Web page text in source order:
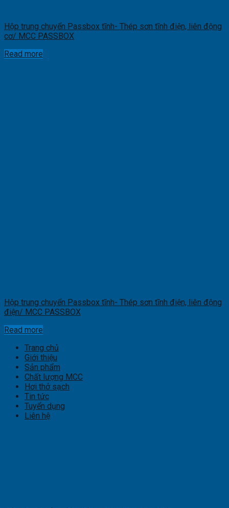
Hộp trung chuyển Passbox tĩnh- Thép sơn tĩnh điện, liên động
cơ/ MCC PASSBOX
Read more
Hộp trung chuyển Passbox tĩnh- Thép sơn tĩnh điện, liên động
điện/ MCC PASSBOX
Read more
Trang chủ
Giới thiệu
Sản phẩm
Chất lượng MCC
Hơi thở sạch
Tin tức
Tuyển dụng
Liên hệ